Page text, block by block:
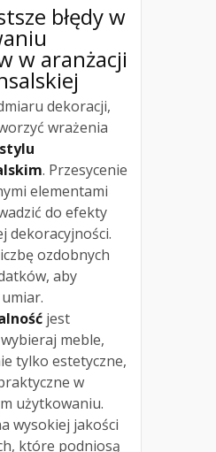
błędy w
w aranżacji
dekoracji,
wrażenia
stylu
. Przesycenie
elementami
do efekty
dekoracyjności.
ozdobnych
aby
jest
meble,
tylko estetyczne,
w
użytkowaniu.
wysokiej jakości
które podniosą